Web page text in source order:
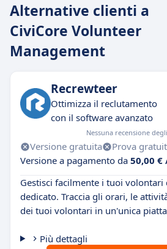
Alternative clienti a
CiviCore Volunteer
Management
Recrewteer
Ottimizza il reclutamento
con il software avanzato
Nessuna recensione
Versione gratuita Prova
Versione a pagamento da 50,00 €
Gestisci facilmente i tuoi volontari
dedicato. Traccia gli orari, le
dei tuoi volontari in un'unica
Più dettagli